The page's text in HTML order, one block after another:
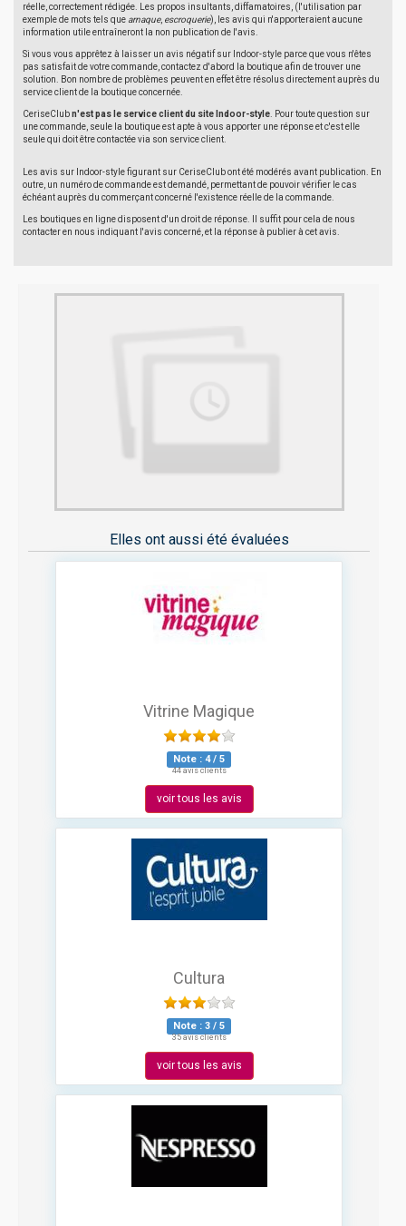
réelle, correctement rédigée. Les propos insultants, diffamatoires, (l'utilisation par
exemple de mots tels que arnaque, escroquerie), les avis qui n'apporteraient aucune
information utile entraîneront la non publication de l'avis.
Si vous vous apprêtez à laisser un avis négatif sur Indoor-style parce que vous n'êtes
pas satisfait de votre commande, contactez d'abord la boutique afin de trouver une
solution. Bon nombre de problèmes peuvent en effet être résolus directement auprès du
service client de la boutique concernée.
CeriseClubn'est pas le service client du site Indoor-style . Pour toute question sur
une commande, seule la boutique est apte à vous apporter une réponse et c'est elle
seule qui doit être contactée via son service client.
Les avis sur Indoor-style figurant sur CeriseClub ont été modérés avant publication. En
outre, un numéro de commande est demandé, permettant de pouvoir vérifier le cas
échéant auprès du commerçant concerné l'existence réelle de la commande.
Les boutiques en ligne disposent d'un droit de réponse. Il suffit pour cela de nous
contacter en nous indiquant l'avis concerné, et la réponse à publier à cet avis.
Elles ont aussi été évaluées
Vitrine Magique
Note : 4/ 5
44 avis clients
voir tous les avis
Cultura
Note : 3 / 5
35 avis clients
voir tous les avis